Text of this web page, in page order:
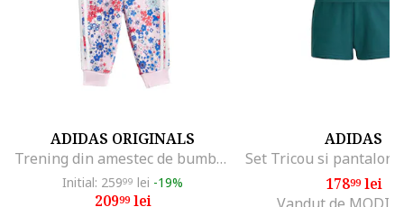
ADIDAS ORIGINALS
Trening din amestec de bumbac cu model floral, Albastru royal/Roz
Initial: 25999 lei -19%
20999lei
ADIDAS
17899lei